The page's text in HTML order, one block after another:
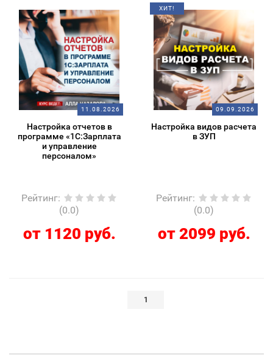
11.08.2026
Настройка отчетов в
программе «1С:Зарплата
и управление
персоналом»
Рейтинг:
(0.0)
от 1120 руб.
ХИТ!
09.09.2026
Настройка видов расчета
в ЗУП
Рейтинг:
(0.0)
от 2099 руб.
1